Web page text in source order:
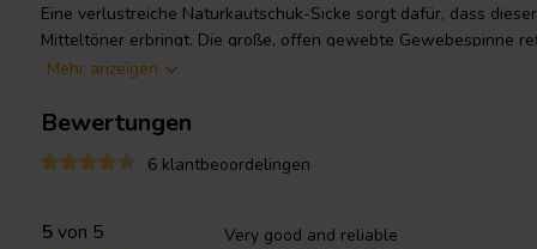
Eine verlustreiche Naturkautschuk-Sicke sorgt dafür, dass
Mitteltöner erbringt. Die große, offen gewebte Gewebespinne
an die Membran und bietet eine ausgezeichnete
Das Polstück ist nach vorne verlängert und mit einer
Größe in Kombination mit einer hervorragenden Leistung macht
Mehr anzeigen
Bewertungen
6 klantbeoordelingen
5von 5 Very good and reliable